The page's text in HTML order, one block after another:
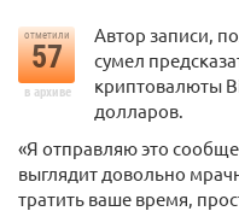
отметили
57
в архиве
Автор записи,
сумел
криптовалюты
долларов.
«Я отправляю это
выглядит довольно
тратить ваше время,